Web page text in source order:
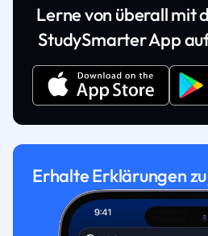
Lerne von überall mit
StudySmarter App
Erhalte Erklärungen